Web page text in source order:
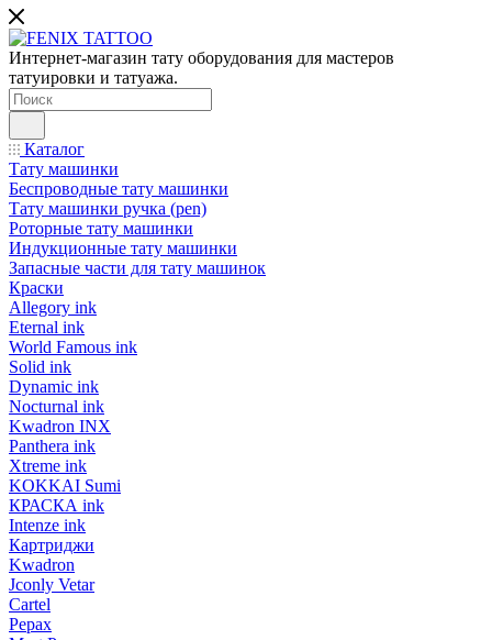
Интернет-магазин тату оборудования для мастеров
татуировки и татуажа.
Каталог
Тату машинки
Беспроводные тату машинки
Тату машинки ручка (pen)
Роторные тату машинки
Индукционные тату машинки
Запасные части для тату машинок
Краски
Allegory ink
Eternal ink
World Famous ink
Solid ink
Dynamic ink
Nocturnal ink
Kwadron INX
Panthera ink
Xtreme ink
KOKKAI Sumi
КРАСКА ink
Intenze ink
Картриджи
Kwadron
Jconly Vetar
Cartel
Pepax